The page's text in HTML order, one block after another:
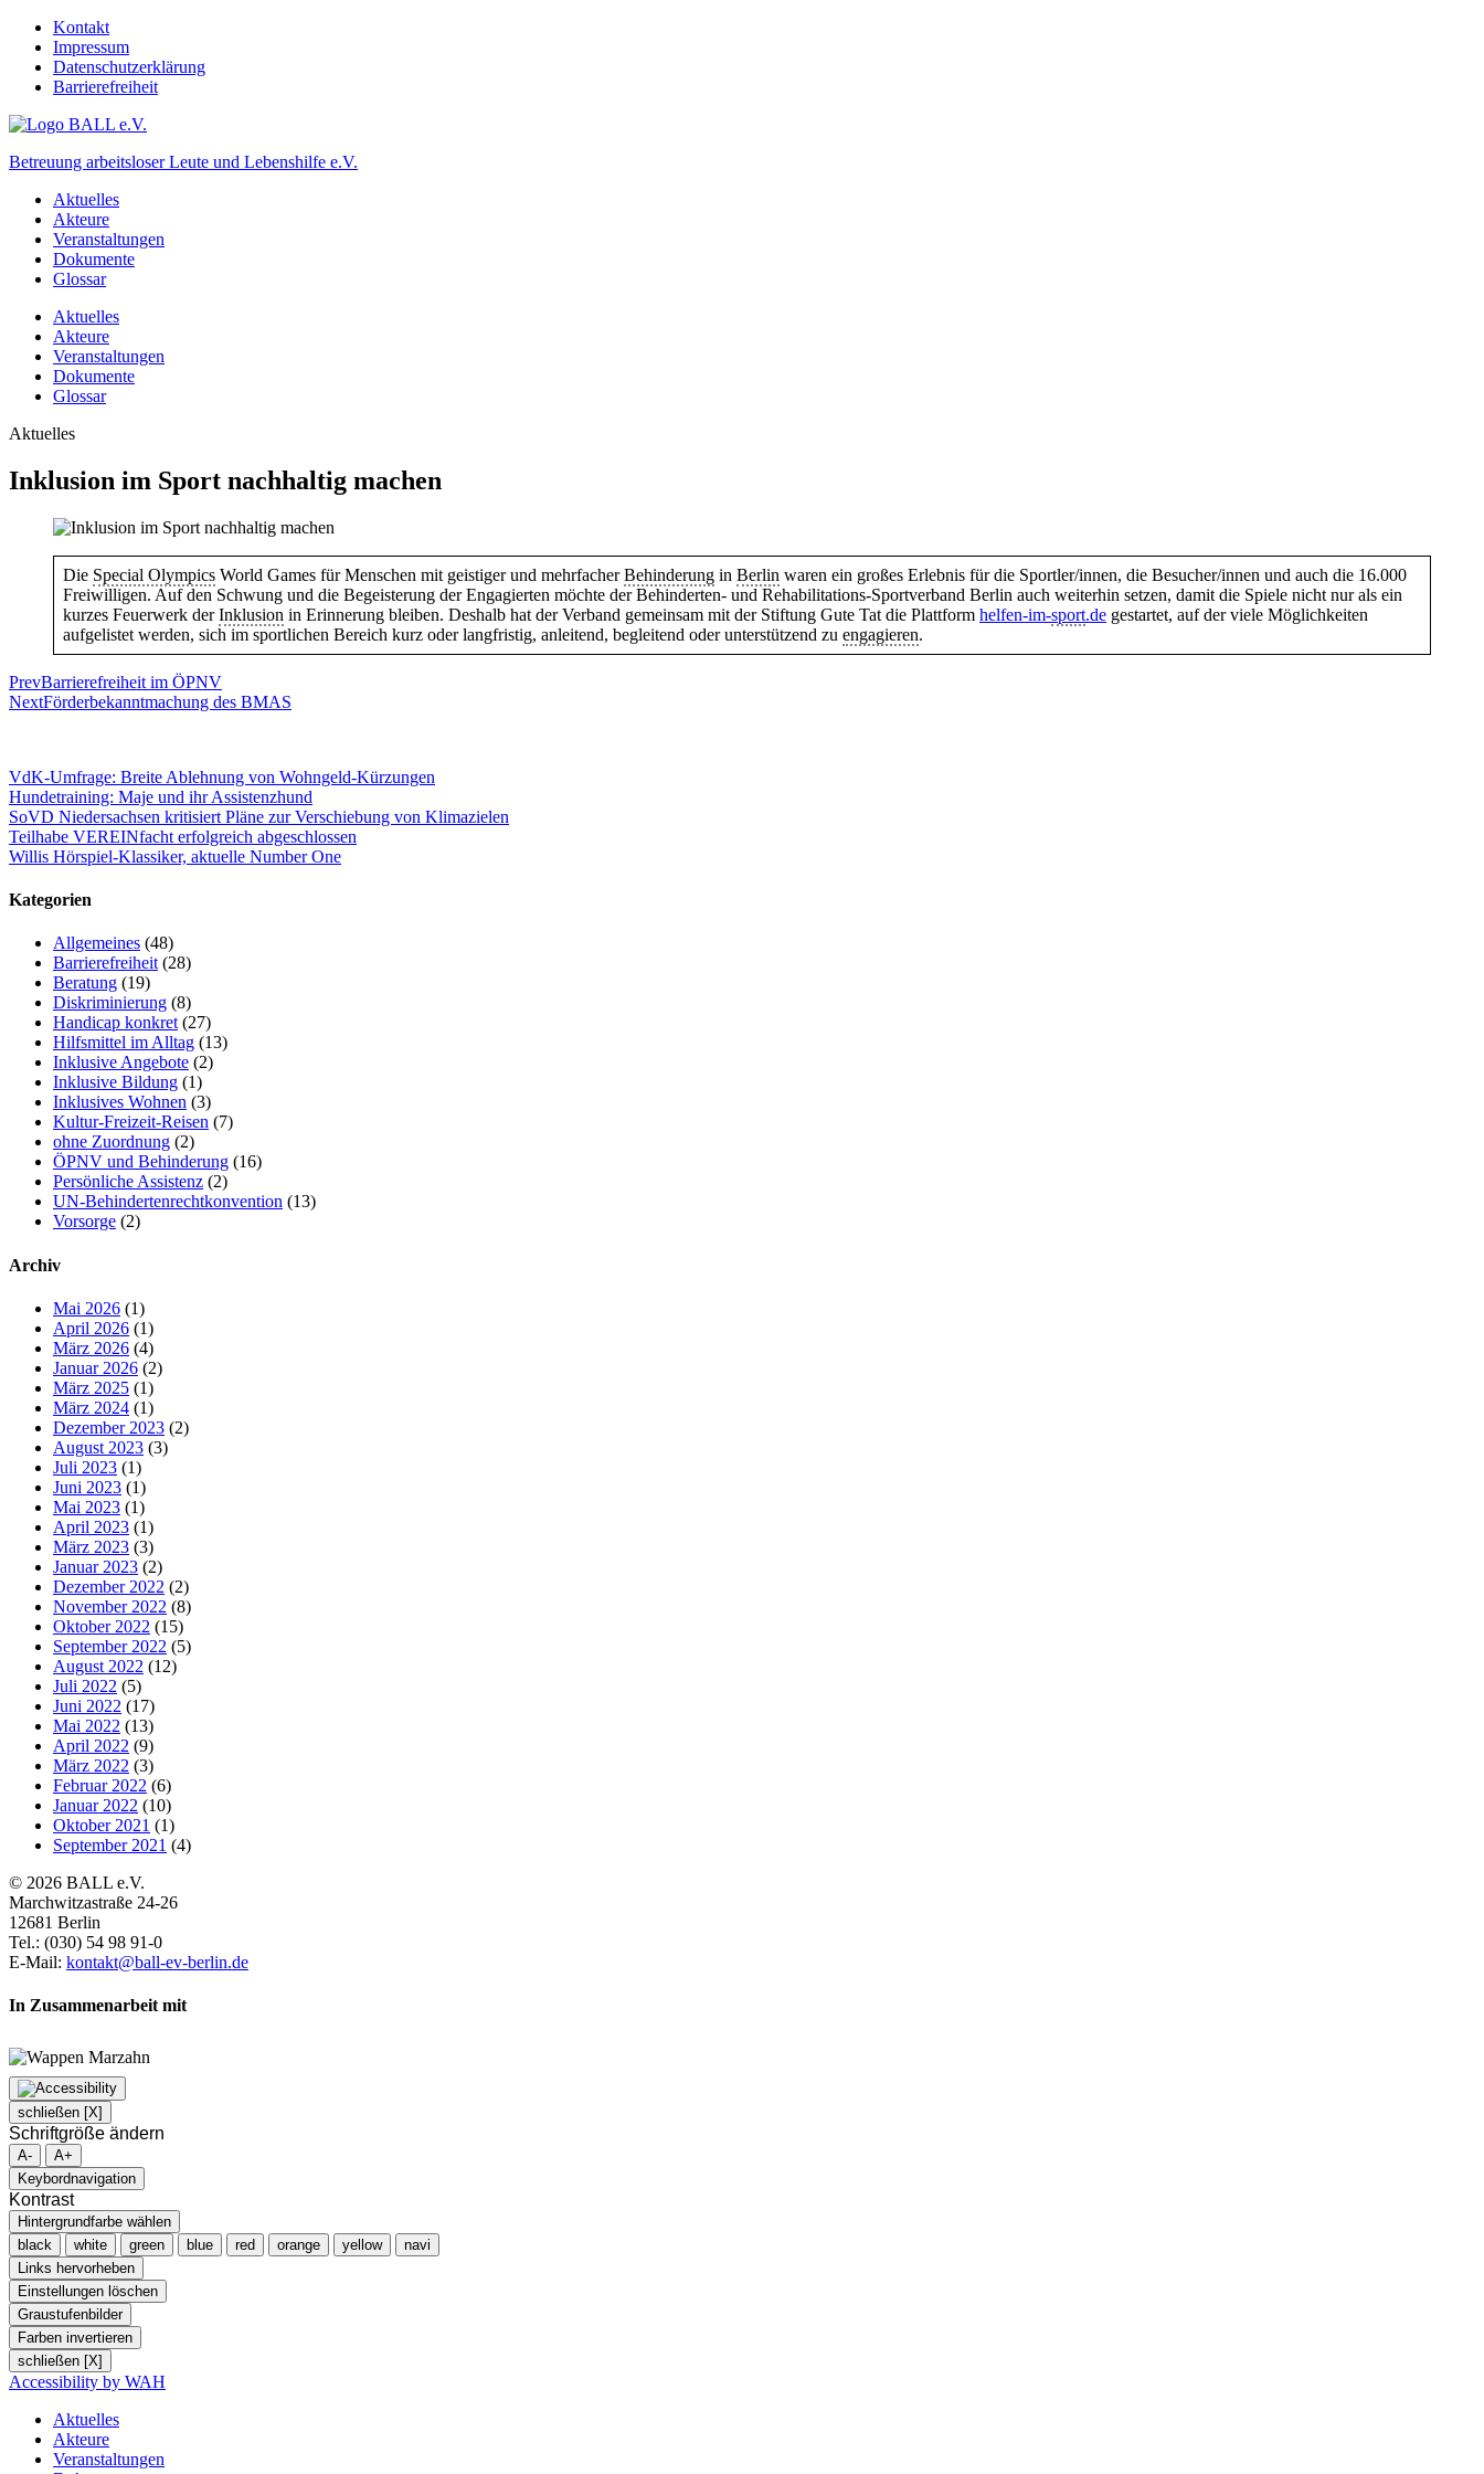
Kontakt
Impressum
Datenschutzerklärung
Barrierefreiheit
Betreuung arbeitsloser Leute und Lebenshilfe e.V.
Aktuelles
Akteure
Veranstaltungen
Dokumente
Glossar
Aktuelles
Akteure
Veranstaltungen
Dokumente
Glossar
Aktuelles
Inklusion im Sport nachhaltig machen
Die Special Olympics World Games für Menschen mit geistiger und mehrfacherBehinderung in Berlin waren ein großes Erlebnis für die Sportler/innen, die Besucher/innen und auch die 16.000
Freiwilligen. Auf den Schwung und die Begeisterung der Engagierten möchte der Behinderten- und Rehabilitations-Sportverband Berlin auch weiterhin setzen, damit die Spiele nicht nur als ein
kurzes Feuerwerk derInklusion in Erinnerung bleiben. Deshalb hat der Verband gemeinsam mit der Stiftung Gute Tat die Plattform helfen-im-sport.de gestartet, auf der viele Möglichkeiten
aufgelistet werden, sich im sportlichen Bereich kurz oder langfristig, anleitend, begleitend oder unterstützend zu engagieren.
PrevBarrierefreiheit im ÖPNV
NextFörderbekanntmachung des BMAS
VdK-Umfrage: Breite Ablehnung von Wohngeld-Kürzungen
Hundetraining: Maje und ihr Assistenzhund
SoVD Niedersachsen kritisiert Pläne zur Verschiebung von Klimazielen
Teilhabe VEREINfacht erfolgreich abgeschlossen
Willis Hörspiel-Klassiker, aktuelle Number One
Kategorien
Allgemeines (48)
Barrierefreiheit (28)
Beratung (19)
Diskriminierung (8)
Handicap konkret (27)
Hilfsmittel im Alltag (13)
Inklusive Angebote (2)
Inklusive Bildung (1)
Inklusives Wohnen (3)
Kultur-Freizeit-Reisen (7)
ohne Zuordnung (2)
ÖPNV und Behinderung (16)
Persönliche Assistenz (2)
UN-Behindertenrechtkonvention (13)
Vorsorge (2)
Archiv
Mai 2026 (1)
April 2026 (1)
März 2026 (4)
Januar 2026 (2)
März 2025 (1)
März 2024 (1)
Dezember 2023 (2)
August 2023 (3)
Juli 2023 (1)
Juni 2023 (1)
Mai 2023 (1)
April 2023 (1)
März 2023 (3)
Januar 2023 (2)
Dezember 2022 (2)
November 2022 (8)
Oktober 2022 (15)
September 2022 (5)
August 2022 (12)
Juli 2022 (5)
Juni 2022 (17)
Mai 2022 (13)
April 2022 (9)
März 2022 (3)
Februar 2022 (6)
Januar 2022 (10)
Oktober 2021 (1)
September 2021 (4)
© 2026 BALL e.V.
Marchwitzastraße 24-26
12681 Berlin
Tel.: (030) 54 98 91-0
E-Mail: kontakt@ball-ev-berlin.de
In Zusammenarbeit mit
schließen [X]
Schriftgröße ändern
A-
A+
Keybordnavigation
Kontrast
Hintergrundfarbe wählen
black
white green blue red orange yellow
navi
Links hervorheben
Einstellungen löschen
Graustufenbilder
Farben invertieren
schließen [X]
Accessibility by WAH
Aktuelles
Akteure
Veranstaltungen